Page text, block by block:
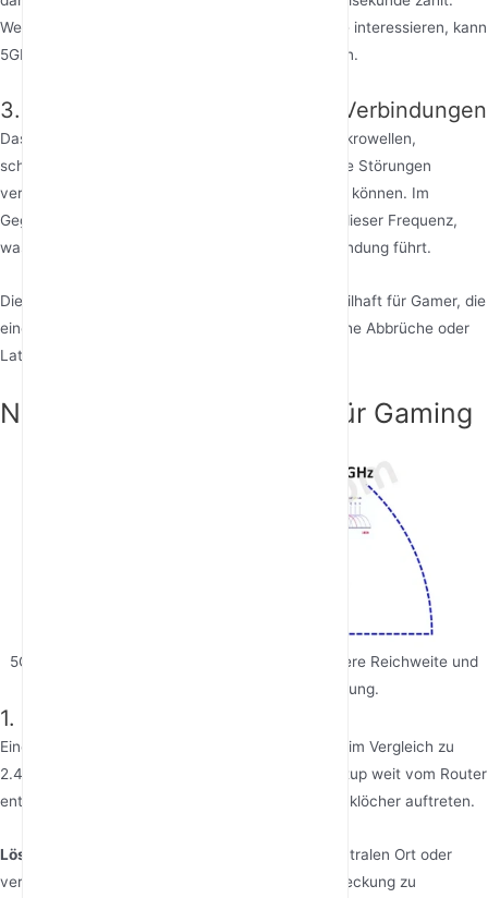
Wenn Sie sich für E-Sport oder Mehrspieler-Spiele interessieren, kann
5GHz Ihnen einen Wettbewerbsvorteil verschaffen.
3. Weniger Störungen für stabile Verbindungen
Das 2.4GHz-Band ist überfüllt mit Geräten wie Mikrowellen,
schnurlosen Telefonen und Bluetooth-Geräten, die Störungen
verursachen und Ihre Verbindung beeinträchtigen können. Im
Gegensatz dazu arbeiten nur wenige Geräte auf dieser Frequenz,
was zu einer stabileren und zuverlässigeren Verbindung führt.
Diese geringeren Störungen sind besonders vorteilhaft für Gamer, die
eine konstante Verbindung benötigen, um plötzliche Abbrüche oder
Latenzspitzen zu vermeiden.
Nachteile von 5GHz WiFi für Gaming
5GHz WiFi hat im Vergleich zu 2.4GHz eine kürzere Reichweite und
eine schwächere Wanddurchdringung.
1. Begrenzte Reichweite
Einer der größten Nachteile von 5GHz WiFi ist die im Vergleich zu
2.4GHz kürzere Reichweite. Wenn Ihr Gaming-Setup weit vom Router
entfernt ist, können schwächere Signale oder Funklöcher auftreten.
Lösung
: Platzieren Sie Ihren Router an einem zentralen Ort oder
verwenden Sie einen WiFi-Verstärker, um die Abdeckung zu